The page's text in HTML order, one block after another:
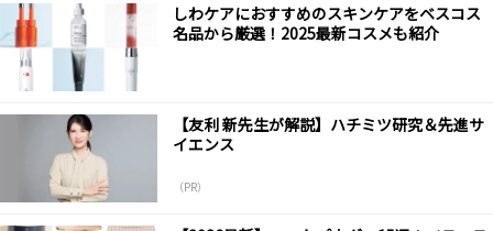
しわケアにおすすめのスキンケアをベスコス
名品から厳選！2025最新コスメも紹介
【友利 新先生が解説】ハチミツ研究＆先進サ
イエンス
（PR）